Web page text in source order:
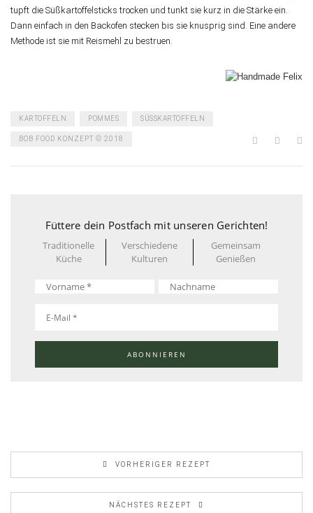
tupft die Süßkartoffelsticks trocken und tunkt sie kurz in die Stärke ein.
Dann einfach in den Backofen stecken bis sie knusprig sind. Eine andere
Methode ist sie mit Reismehl zu bestruen.
KARTOFFELN POMMES SÜSSKARTOFFELN
BOB FOOD KONZEPT © 2018
Füttere dein Postfach mit unseren Gerichten!
Traditionelle
Küche
Verschiedene
Kulturen
Gemeinsam
Genießen
VORHERIGER REZEPT
NÄCHSTES REZEPT